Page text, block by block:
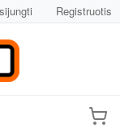
Registruotis